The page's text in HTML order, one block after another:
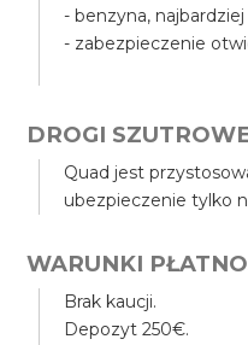
- benzyna,
- zabezpieczenie
DROGI
Quad jest
ubezpieczenie tylko
WARUNKI
Brak kaucji.
Depozyt 250€.